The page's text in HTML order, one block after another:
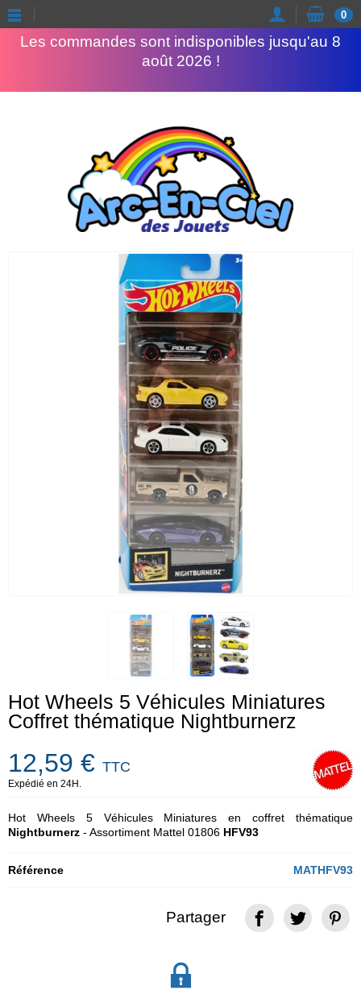
Les commandes sont indisponibles jusqu'au 8
août 2026 !
0
Hot Wheels 5 Véhicules Miniatures
Coffret thématique Nightburnerz
12,59 € TTC
Expédié en 24H.
Hot Wheels 5 Véhicules Miniatures en coffret thématique
Nightburnerz - Assortiment Mattel 01806 HFV93
Référence MATHFV93
Partager